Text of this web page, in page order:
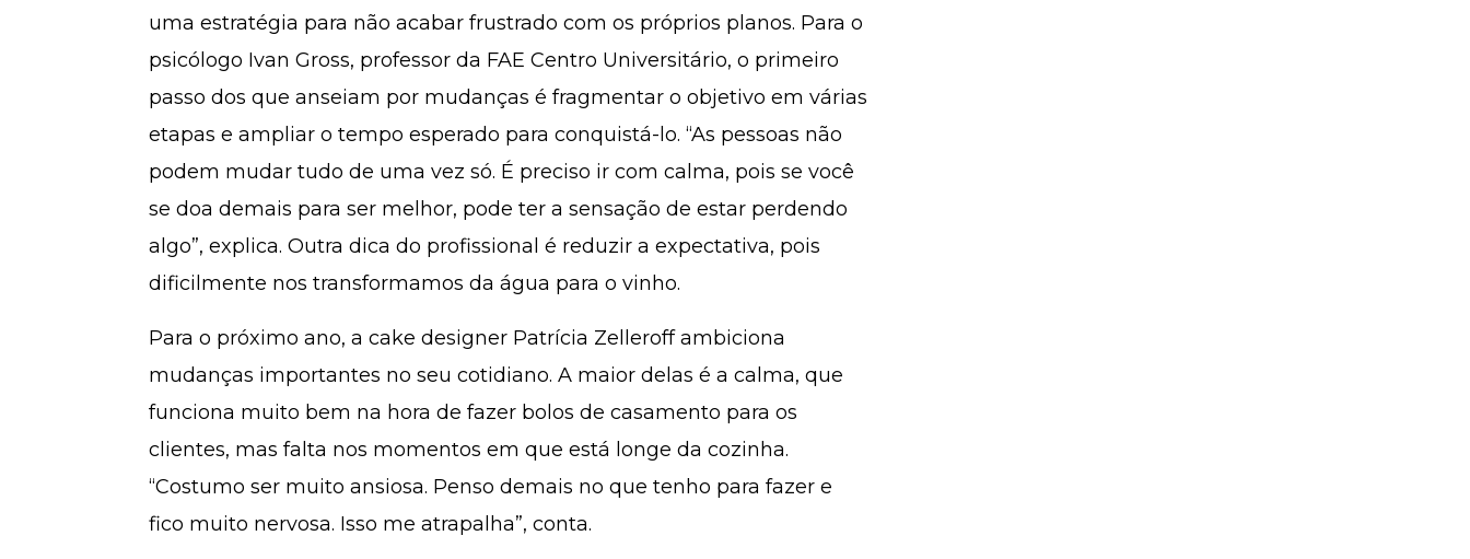
uma estratégia para não acabar frustrado com os próprios planos. Para o
psicólogo Ivan Gross, professor da FAE Centro Universitário, o primeiro
passo dos que anseiam por mudanças é fragmentar o objetivo em várias
etapas e ampliar o tempo esperado para conquistá-lo. “As pessoas não
podem mudar tudo de uma vez só. É preciso ir com calma, pois se você
se doa demais para ser melhor, pode ter a sensação de estar perdendo
algo”, explica. Outra dica do profissional é reduzir a expectativa, pois
dificilmente nos transformamos da água para o vinho.
Para o próximo ano, a cake designer Patrícia Zelleroff ambiciona
mudanças importantes no seu cotidiano. A maior delas é a calma, que
funciona muito bem na hora de fazer bolos de casamento para os
clientes, mas falta nos momentos em que está longe da cozinha.
“Costumo ser muito ansiosa. Penso demais no que tenho para fazer e
fico muito nervosa. Isso me atrapalha”, conta.